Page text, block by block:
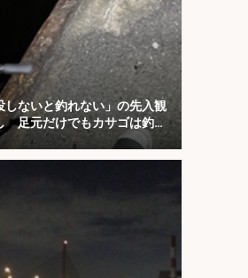
しないと釣れない」の先入観
足元だけでもカサゴは釣れ